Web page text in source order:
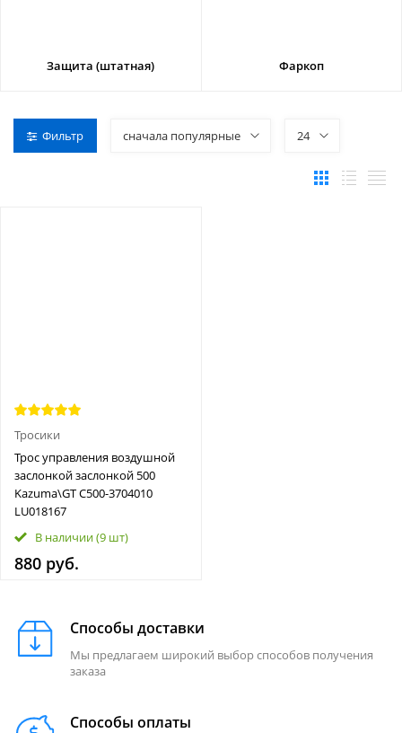
Защита (штатная) Фаркоп
Фильтр сначала популярные 24
Тросики
Трос управления воздушной
заслонкой заслонкой 500
Kazuma\GT C500-3704010
LU018167
В наличии(9 шт)
880 руб.
Способы доставки
Мы предлагаем широкий выбор способов получения
заказа
Способы оплаты